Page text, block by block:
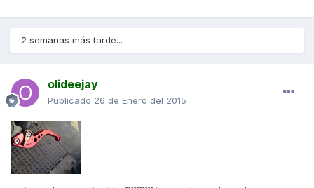
2 semanas más tarde...
olideejay
Publicado 26 de Enero del 2015